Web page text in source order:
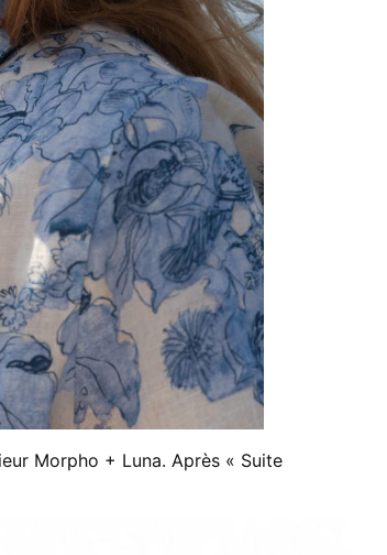
Morpho + Luna. Après « Suite